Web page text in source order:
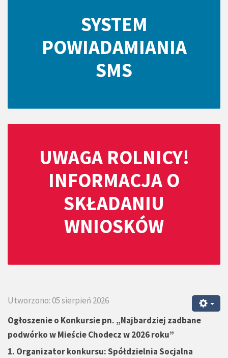
SYSTEM
POWIADAMIANIA
SMS
UWAGA ROLNICY!
INFORMACJA O
SKŁADANIU
WNIOSKÓW
Utworzono: 05 sierpień 2026
Ogłoszenie o Konkursie pn. „Najbardziej zadbane
podwórko w Mieście Chodecz w 2026 roku”
1. Organizator konkursu: Spółdzielnia Socjalna